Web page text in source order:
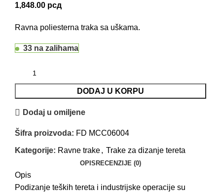
1,848.00 рсд
Ravna poliesterna traka sa uškama.
33 na zalihama
DODAJ U KORPU
Dodaj u omiljene
Šifra proizvoda: FD MCC06004
Kategorije: Ravne trake, Trake za dizanje tereta
OPISRECENZIJE (0)
Opis
Podizanje teških tereta i industrijske operacije su